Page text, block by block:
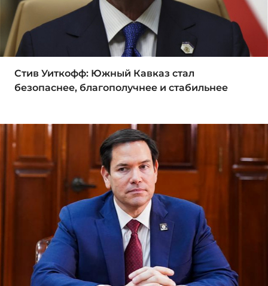
Стив Уиткофф: Южный Кавказ стал
безопаснее, благополучнее и стабильнее